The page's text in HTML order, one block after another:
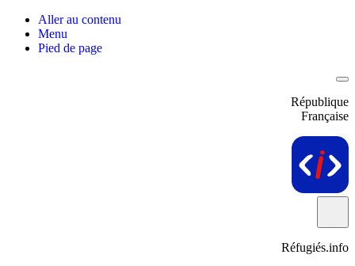
Aller au contenu
Menu
Pied de page
République
Française
Réfugiés.info